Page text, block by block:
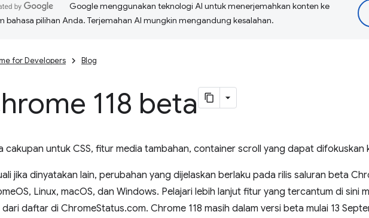
Google menggunakan teknologi AI untuk menerjemahkan konten ke
bahasa pilihan Anda. Terjemahan AI mungkin mengandung kesalahan.
for Developers Blog
118 beta
cakupan untuk CSS, fitur media tambahan, container scroll yang dapat difokuskan
jika dinyatakan lain, perubahan yang dijelaskan berlaku pada rilis saluran beta
Linux, macOS, dan Windows. Pelajari lebih lanjut fitur yang tercantum di sini
daftar di ChromeStatus.com. Chrome 118 masih dalam versi beta mulai 13